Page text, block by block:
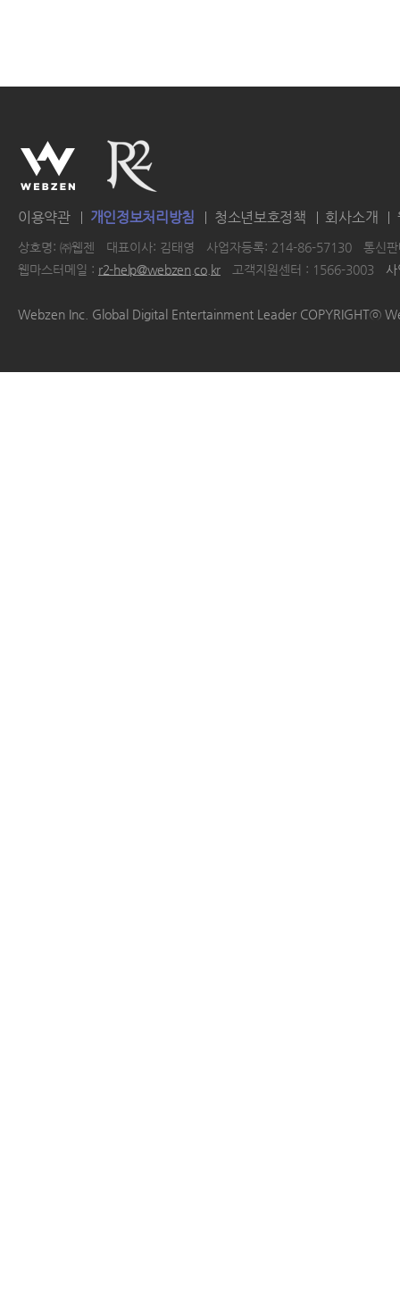
이용약관 개인정보처리방침 청소년보호정책 회사소개
상호명: ㈜웹젠 대표이사: 김태영 사업자등록: 214-86-57130
통신
웹마스터메일 : r2-help@webzen.co.kr 고객지원센터 : 1566-3003
Webzen Inc. Global Digital Entertainment Leader COPYRIGHTⓒ